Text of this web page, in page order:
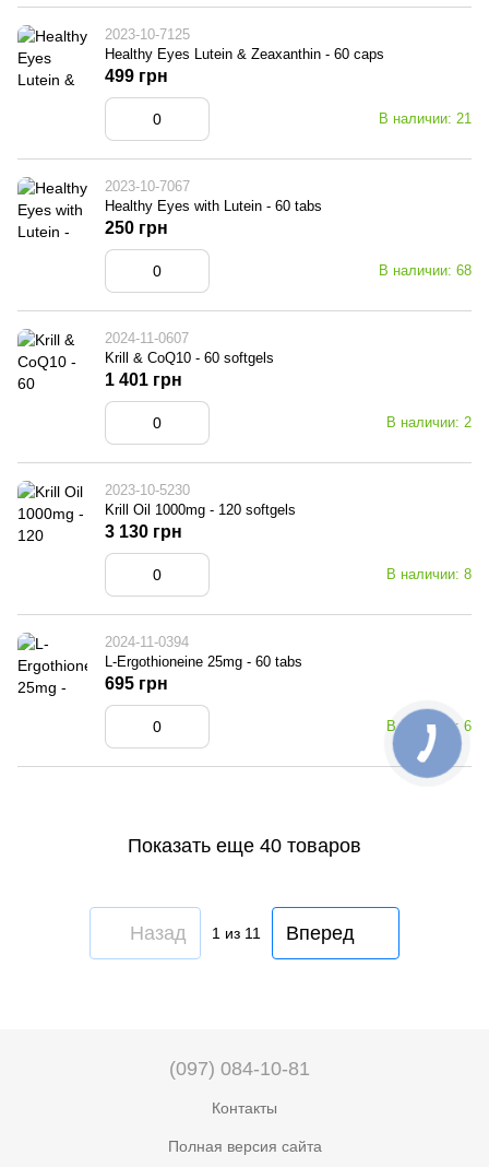
2023-10-7125
Healthy Eyes Lutein & Zeaxanthin - 60 caps
В наличии: 21
499 грн
2023-10-7067
Healthy Eyes with Lutein - 60 tabs
В наличии: 68
250 грн
2024-11-0607
Krill & CoQ10 - 60 softgels
В наличии: 2
1 401 грн
2023-10-5230
Krill Oil 1000mg - 120 softgels
В наличии: 8
3 130 грн
2024-11-0394
L-Ergothioneine 25mg - 60 tabs
В наличии: 6
695 грн
Показать еще 40 товаров
Назад 1 из 11 Вперед
(097) 084-10-81
Контакты
Полная версия сайта